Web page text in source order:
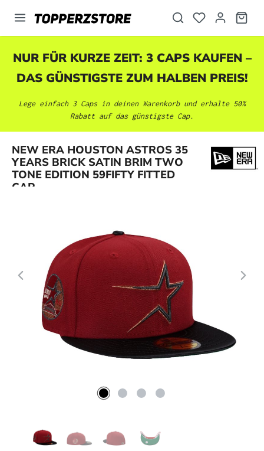
springen
NUR FÜR KURZE ZEIT: 3 CAPS KAUFEN –
DAS GÜNSTIGSTE ZUM HALBEN PREIS!
Lege einfach 3 Caps in deinen Warenkorb und erhalte 50%
Rabatt auf das günstigste Cap.
NEW ERA HOUSTON ASTROS 35
YEARS BRICK SATIN BRIM TWO
TONE EDITION 59FIFTY FITTED
CAP
Bildergalerie überspringen